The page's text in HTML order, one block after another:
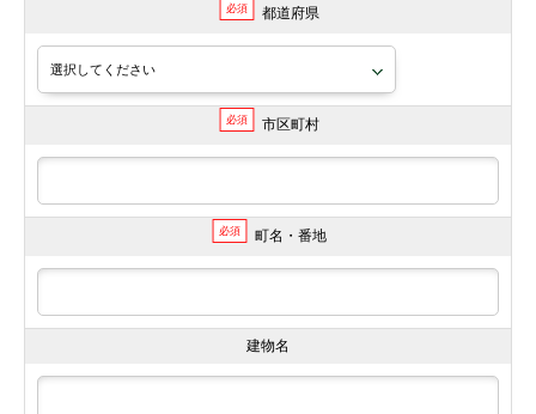
必須 都道府県
必須 市区町村
必須 町名・番地
建物名